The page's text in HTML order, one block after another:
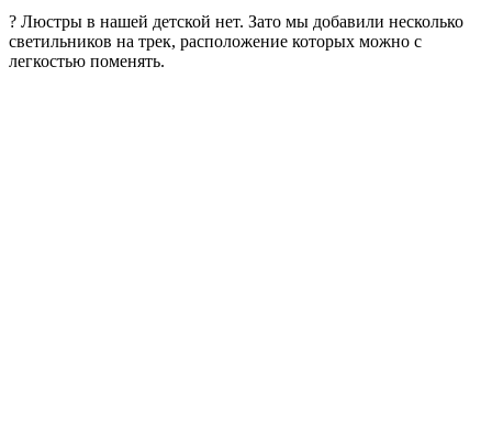
? Люстры в нашей детской нет. Зато мы добавили несколько
светильников на трек, расположение которых можно с
легкостью поменять.